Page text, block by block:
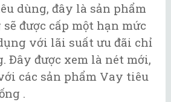
dùng, đây là sản phẩm
được cấp một hạn mức
với lãi suất ưu đãi chỉ
Đây được xem là nét mới,
các sản phẩm Vay tiêu
.